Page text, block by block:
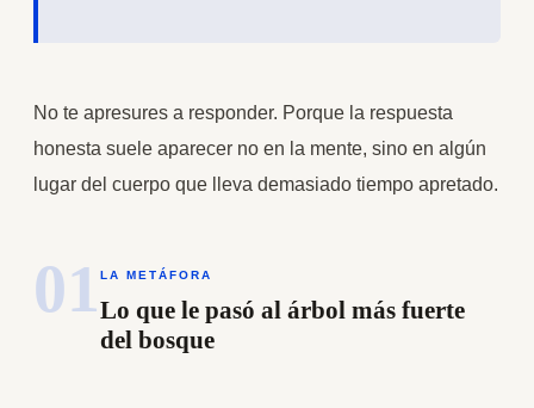
No te apresures a responder. Porque la respuesta
honesta suele aparecer no en la mente, sino en algún
lugar del cuerpo que lleva demasiado tiempo apretado.
01 LA METÁFORA
Lo que le pasó al árbol más fuerte
del bosque